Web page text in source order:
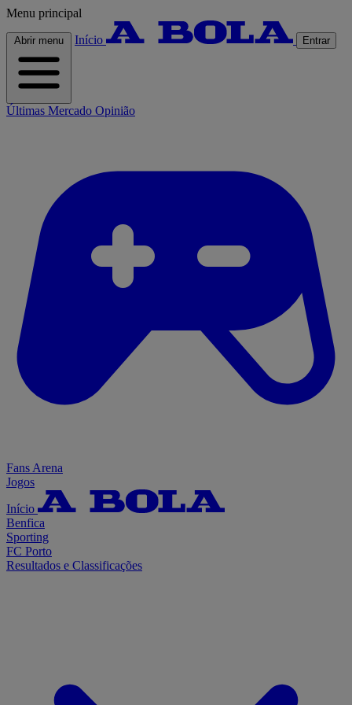
Menu principal
Abrir menu Início Entrar
Últimas Mercado Opinião
Fans Arena
Jogos
Início
Benfica
Sporting
FC Porto
Resultados e Classificações